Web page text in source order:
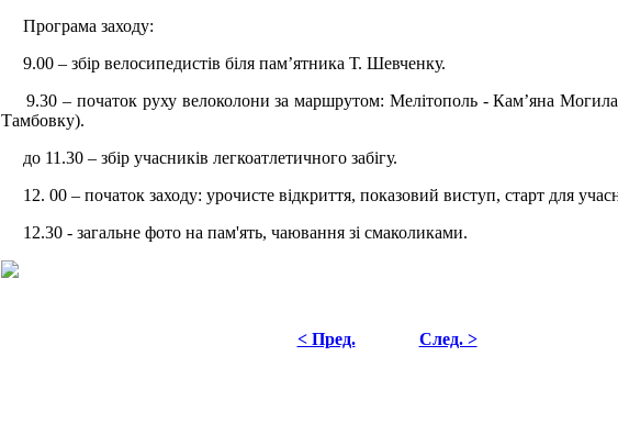
Програма заходу:
9.00 – збір велосипедистів біля пам’ятника Т. Шевченку.
9.30 – початок руху велоколони за маршрутом: Мелітополь - Кам’яна Могила
Тамбовку).
до 11.30 – збір учасників легкоатлетичного забігу.
12. 00 – початок заходу: урочисте відкриття, показовий виступ, старт для
12.30 - загальне фото на пам'ять, чаювання зі смаколиками.
< Пред. След. >